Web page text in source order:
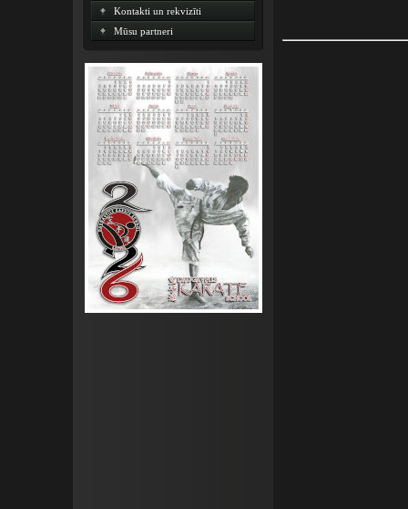
Kontakti un rekvizīti
Mūsu partneri